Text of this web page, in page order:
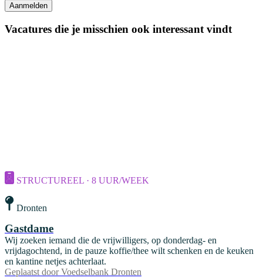
Aanmelden
Vacatures die je misschien ook interessant vindt
STRUCTUREEL · 8 UUR/WEEK
Dronten
Gastdame
Wij zoeken iemand die de vrijwilligers, op donderdag- en
vrijdagochtend, in de pauze koffie/thee wilt schenken en de keuken
en kantine netjes achterlaat.
Geplaatst door Voedselbank Dronten